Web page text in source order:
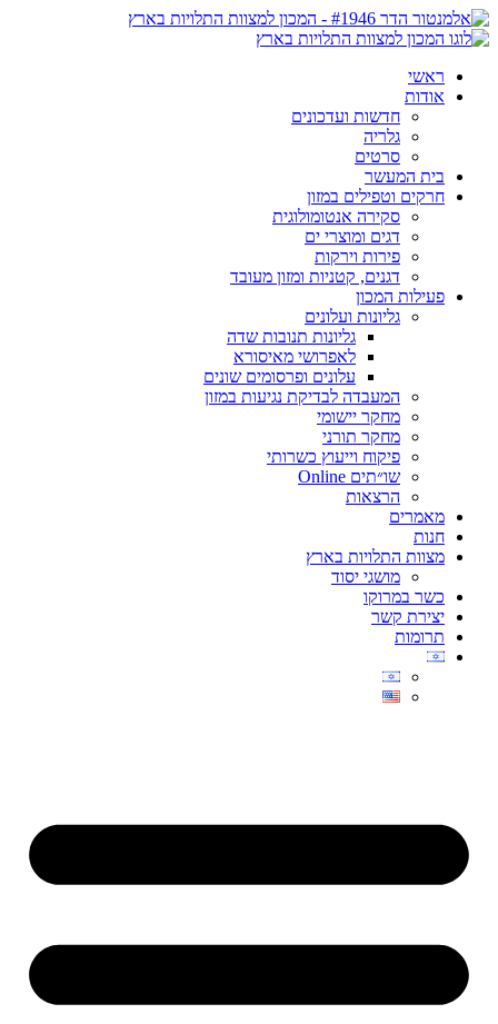
ראשי
אודות
חדשות ועדכונים
גלריה
סרטים
בית המעשר
חרקים וטפילים במזון
סקירה אנטומולוגית
דגים ומוצרי ים
פירות וירקות
דגנים, קטניות ומזון מעובד
פעילות המכון
גליונות ועלונים
גליונות תנובות שדה
לאפרושי מאיסורא
עלונים ופרסומים שונים
המעבדה לבדיקת נגיעות במזון
מחקר יישומי
מחקר תורני
פיקוח וייעוץ כשרותי
שו״תים Online
הרצאות
מאמרים
חנות
מצוות התלויות בארץ
מושגי יסוד
כשר במרוקו
יצירת קשר
תרומות